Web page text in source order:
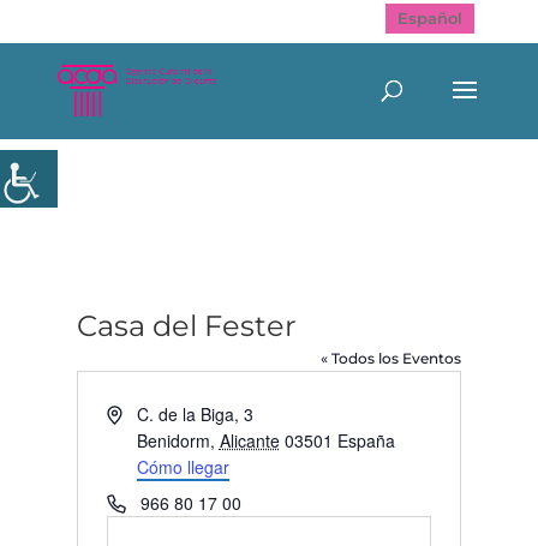
Español
Casa del Fester
« Todos los Eventos
Dirección
C. de la Biga, 3
Benidorm, Alicante 03501 España
Cómo llegar
Teléfono966 80 17 00